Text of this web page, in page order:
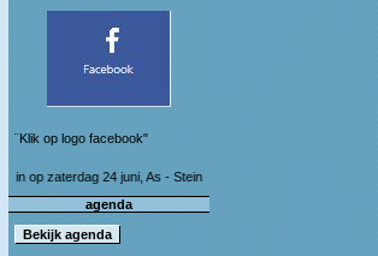
¨Klik op logo facebook"
juni, As - Stein 50 km (I&S 9u - 10u30) Café Bij die van ons As
agenda